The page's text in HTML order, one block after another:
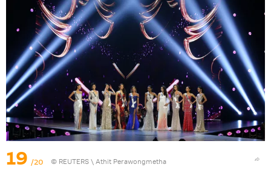
19 /20 © REUTERS \ Athit Perawongmetha